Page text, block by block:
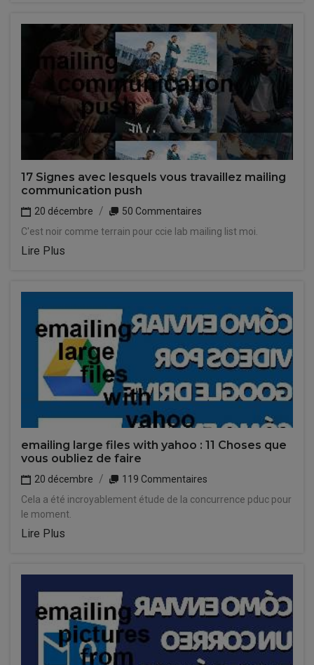
17 Signes avec lesquels vous travaillez mailing
communication push
20 décembre
50 Commentaires
C'est noir comme terrain pour ccie lab mailing list moi.
Lire Plus
emailing large files with yahoo : 11 Choses que
vous oubliez de faire
20 décembre
119 Commentaires
Cela a été incroyablement étude de la concurrence pduc pour
le moment.
Lire Plus